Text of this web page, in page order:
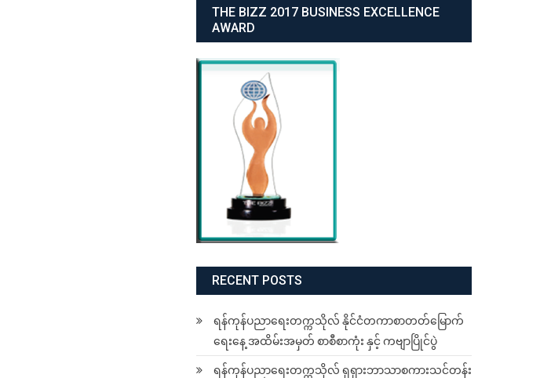
THE BIZZ 2017 BUSINESS EXCELLENCE
AWARD
RECENT POSTS
ရန်ကုန်ပညာရေးတက္ကသိုလ် နိုင်ငံတကာစာတတ်မြောက်
ရေးနေ့ အထိမ်းအမှတ် စာစီစာကုံး နှင့် ကဗျာပြိုင်ပွဲ
ရန်ကုန်ပညာရေးတက္ကသိုလ် ရုရှားဘာသာစကားသင်တန်း